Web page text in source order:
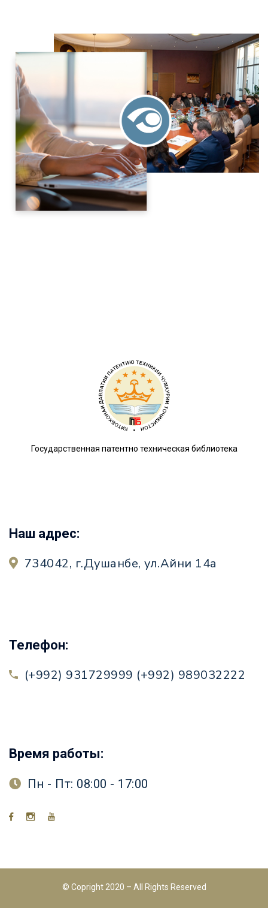
Государственная патентно техническая библиотека
Наш адрес:
734042, г.Душанбе, ул.Айни 14а
Телефон:
(+992) 931729999 (+992) 989032222
Время работы:
Пн - Пт: 08:00 - 17:00
© Copright 2020 – All Rights Reserved